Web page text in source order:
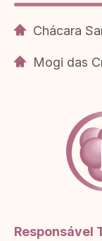
Chácara
Mogi das
Responsável